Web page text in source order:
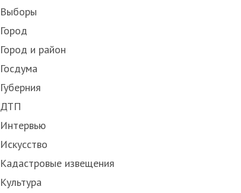
Выборы
Город
Город и район
Госдума
Губерния
ДТП
Интервью
Искусство
Кадастровые извещения
Культура